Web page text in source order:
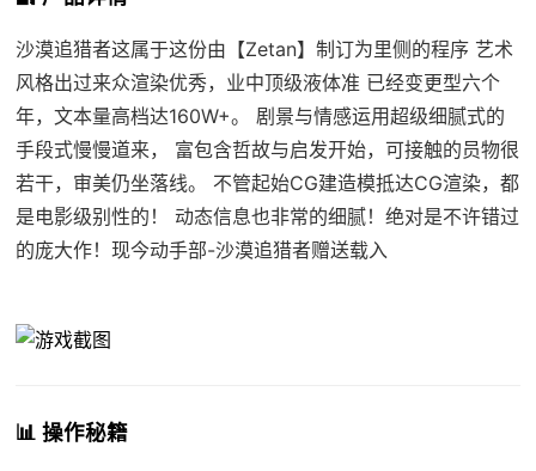
沙漠追猎者这属于这份由【Zetan】制订为里侧的程序 艺术
风格出过来众渲染优秀，业中顶级液体准 已经变更型六个
年，文本量高档达160W+。 剧景与情感运用超级细腻式的
手段式慢慢道来， 富包含哲故与启发开始，可接触的员物很
若干，审美仍坐落线。 不管起始CG建造模抵达CG渲染，都
是电影级别性的！ 动态信息也非常的细腻！绝对是不许错过
的庞大作！现今动手部-沙漠追猎者赠送载入
📊 操作秘籍